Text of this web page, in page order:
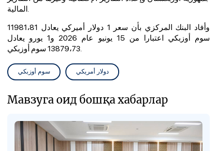
المالية.
وأفاد البنك المركزي بأن سعر 1 دولار أميركي يعادل 11981،81
سوم أوزبكي اعتبارا من 15 يونيو عام 2026 و1 يورو يعادل
13879،73 سوم أوزبكي.
سوم أوزبكي دولار أمريكي
Мавзуга оид бошқа хабарлар